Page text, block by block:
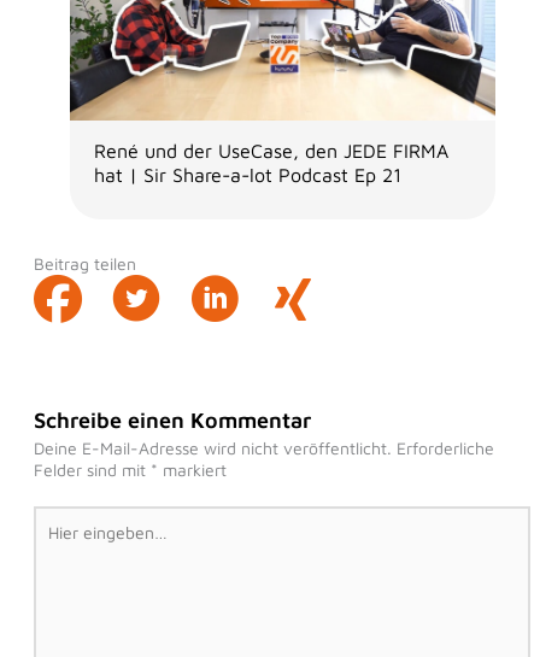
René und der UseCase, den JEDE FIRMA
hat | Sir Share-a-lot Podcast Ep 21
Beitrag teilen
Schreibe einen Kommentar
Deine E-Mail-Adresse wird nicht veröffentlicht. Erforderliche
Felder sind mit * markiert
Hier
eingeben…